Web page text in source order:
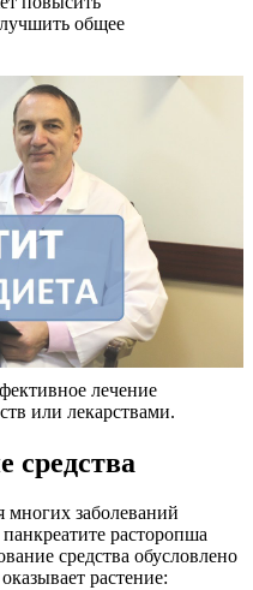
общее
лечение
или лекарствами.
средства
многих заболеваний
расторопша
средства обусловлено
растение: